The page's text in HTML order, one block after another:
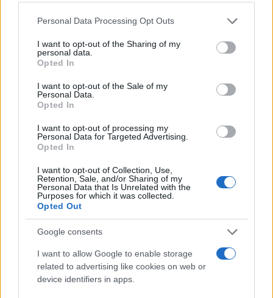
Personal Data Processing Opt Outs
I want to opt-out of the Sharing of my
personal data.
Opted In
I want to opt-out of the Sale of my
Personal Data.
Opted In
I want to opt-out of processing my
Personal Data for Targeted Advertising.
Opted In
I want to opt-out of Collection, Use,
Retention, Sale, and/or Sharing of my
Personal Data that Is Unrelated with the
Purposes for which it was collected.
Opted Out
Google consents
I want to allow Google to enable storage
related to advertising like cookies on web or
device identifiers in apps.
Come il movimento che fa un elastico quando lo
si tende all’indietro per guadagnarne lo slancio in
avanti, allo stesso modo noi ci carichiamo per
affrontare la ripresa di tutte le attività, lasciate per
un attimo instand by.
Ma per ottenere una spinta ottimale da qualsiasi
corpo mobile, è opportuno testarne bene la
con la nostra capacità di azione e reazione, penso
giocherellando con un elastico tra le dita.
E per capire fino a che punto ci si possa tendere
per lanciarsi in avanti basta risalire il tempo,
andando contro la corrente